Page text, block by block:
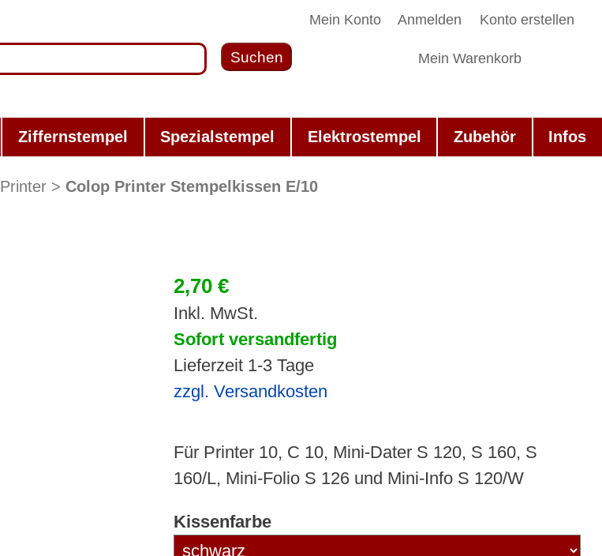
Mein Konto Anmelden Konto erstellen
Mein Warenkorb
Suchen
Ziffernstempel Spezialstempel Elektrostempel Zubehör Infos
Printer Colop Printer Stempelkissen E/10
2,70 €
Inkl. MwSt.
Sofort versandfertig
Lieferzeit 1-3 Tage
zzgl. Versandkosten
Für Printer 10, C 10, Mini-Dater S 120, S 160, S
160/L, Mini-Folio S 126 und Mini-Info S 120/W
Kissenfarbe